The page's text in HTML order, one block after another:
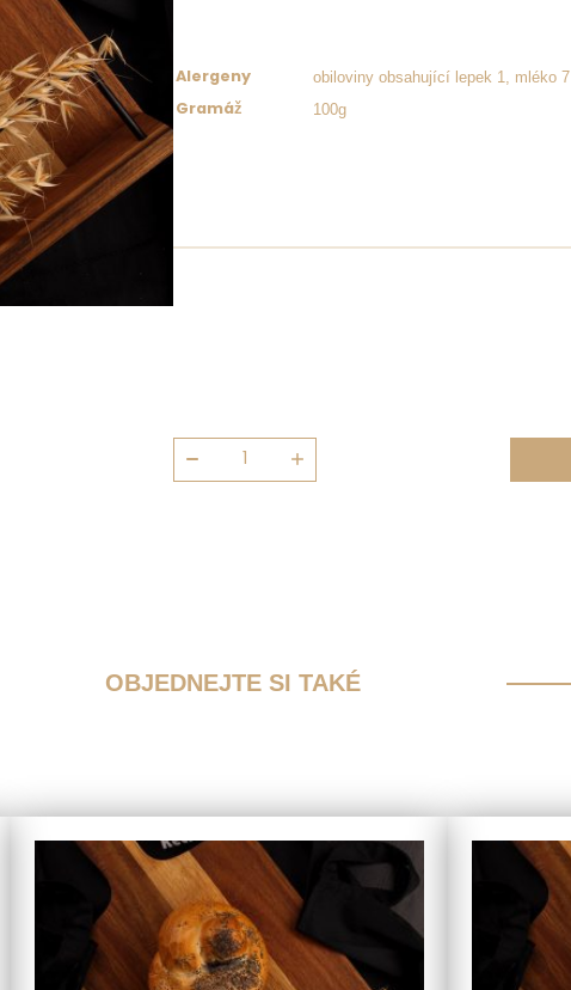
Alergeny obiloviny obsahující lepek 1, mléko 7
Gramáž 100g
Anglická
OBJEDNEJTE SI TAKÉ